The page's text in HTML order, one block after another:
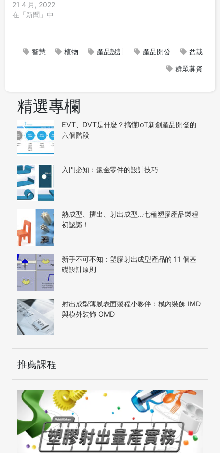
21 4 月, 2022
在「新聞」中
智慧 植物 產品設計 產品開發 盆栽
群眾募資
精選專欄
EVT、DVT是什麼？搞懂IoT新創產品開發的
六個階段
入門必知：鈑金零件的設計技巧
熱成型、擠出、射出成型…七種塑膠產品製程
初認識！
新手不可不知：塑膠射出成型產品的 11 個基
礎設計原則
射出成型薄膜表面製程小夥伴：模內裝飾 IMD
與模外裝飾 OMD
推薦課程